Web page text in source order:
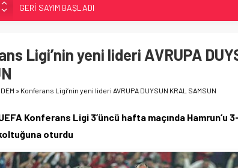
GERİ SAYIM BAŞLADI
SAMSUNSPOR’DA HEDEF 5’İNCİLİK!
İŞTE FINDIK FİYATI!
Ligi’nin yeni lideri AVRUPA
» Konferans Ligi’nin yeni lideri AVRUPA DUYSUN KRAL SAMSUN
Konferans Ligi 3’üncü hafta maçında Hamrun’u
oturdu